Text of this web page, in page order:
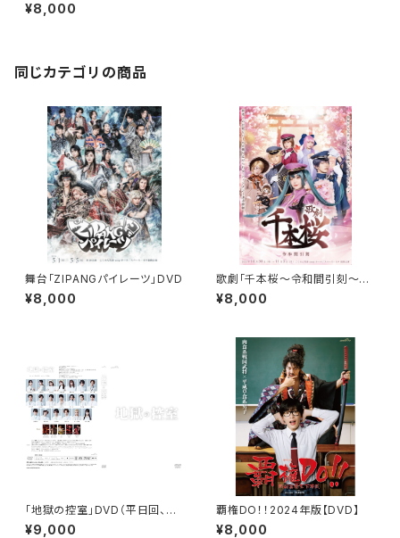
¥8,000
同じカテゴリの商品
舞台「ZIPANGパイレーツ」DVD
¥8,000
歌劇「千本桜～令和間引刻～」D
VD
¥8,000
「地獄の控室」DVD（平日回、土
日回2枚組）
¥9,000
覇権DO！！2024年版【DVD】
¥8,000